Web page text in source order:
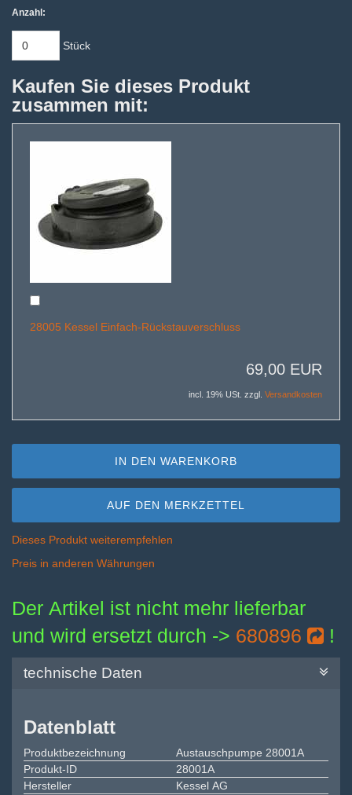
Anzahl:
Stück
Kaufen Sie dieses Produkt
zusammen mit:
28005 Kessel Einfach-Rückstauverschluss
69,00 EUR
incl. 19% USt. zzgl. Versandkosten
IN DEN WARENKORB
AUF DEN MERKZETTEL
Dieses Produkt weiterempfehlen
Preis in anderen Währungen
Der Artikel ist nicht mehr lieferbar
und wird ersetzt durch -> 680896 !
technische Daten
Datenblatt
Produktbezeichnung
Austauschpumpe 28001A
Produkt-ID
28001A
Hersteller
Kessel AG